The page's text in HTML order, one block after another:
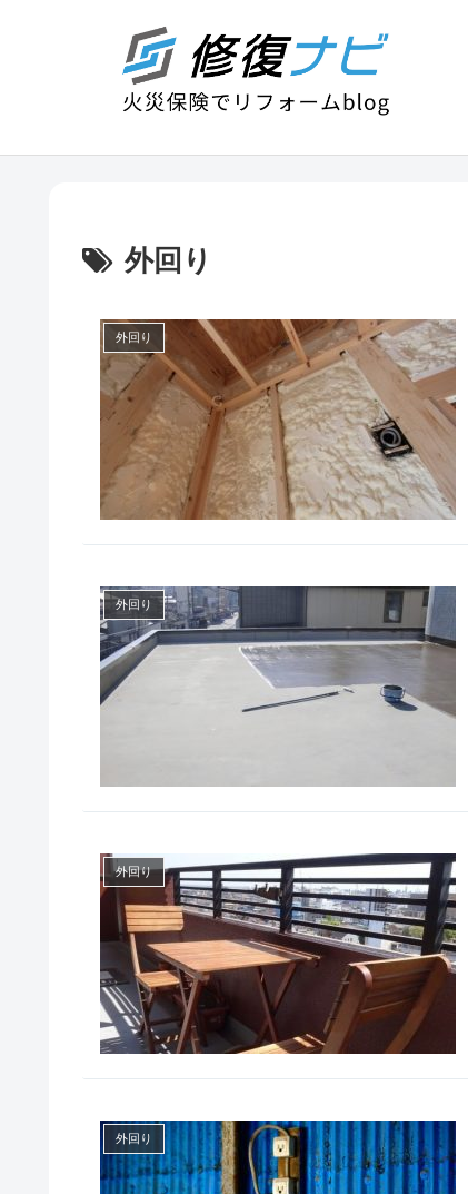
外回り
外回り
外回り
外回り
外回り